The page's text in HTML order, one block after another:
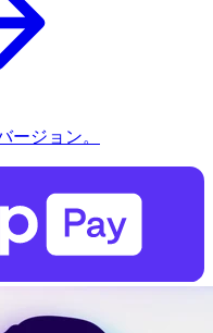
ージョン。